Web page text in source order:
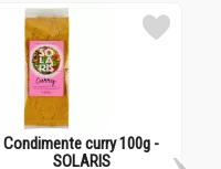
Condimente curry 100g -
SOLARIS